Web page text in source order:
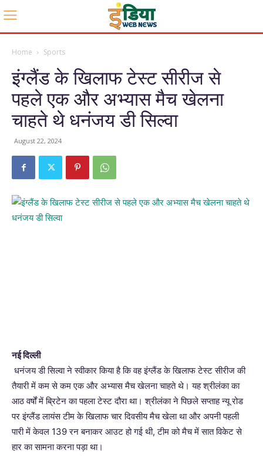
Home Sports
इंग्लैंड के खिलाफ टेस्ट सीरीज से
पहले एक और अभ्यास मैच खेलना
चाहते थे धनंजय डी सिल्वा
August 22, 2024
नई दिल्ली
धनंजय डी सिल्वा ने स्वीकार किया है कि वह इंग्लैंड के खिलाफ टेस्ट सीरीज की
तैयारी में कम से कम एक और अभ्यास मैच खेलना चाहते थे। यह श्रीलंका का
आठ वर्षों में ब्रिटेन का पहला टेस्ट दौरा था। श्रीलंका ने पिछले सप्ताह न्यू रोड
पर इंग्लैंड लायंस टीम के खिलाफ चार दिवसीय मैच खेला था और अपनी पहली
पारी में केवल 139 रन बनाकर आउट हो गई थी, टीम को मैच में सात विकेट से
हार का सामना करना पड़ा था।